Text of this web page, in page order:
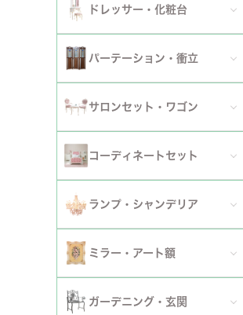
ワゴン
革・レザー・合皮チェア
スツール・収納スツール・ベンチ
セット
こたつ・こたつテーブル
幅151cm以上
2段
4段
セット
幅121～150cm
幅151cm～
セット
全てのデスク
ドレッサー・化粧台
全てのドレッサー
セット
パーテーション・衝立
全てのパーテーション・衝立
サロンセット・ワゴン
サロンセット
サロンチェア
ワゴン
コンソールテーブル
コーディネートセット
全てのコーディネートセット
ランプ・シャンデリア
全てのランプ・シャンデリア
ミラー・アート額
ミラーガーデニング・玄関